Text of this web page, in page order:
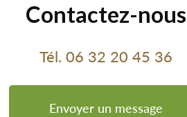
Contactez-nous
Tél. 06 32 20 45 36
Envoyer un message